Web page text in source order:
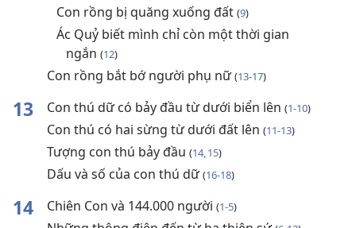
Con rồng bị quăng xuống đất (9)
Ác Quỷ biết mình chỉ còn một thời gian
ngắn (12)
Con rồng bắt bớ người phụ nữ(13-17)
13 Con thú dữ có bảy đầu từ dưới biển lên (1-10)
Con thú có hai sừng từ dưới đất lên (11-13)
Tượng con thú bảy đầu (14, 15)
Dấu và số của con thú dữ(16-18)
14 Chiên Con và 144.000 người (1-5)